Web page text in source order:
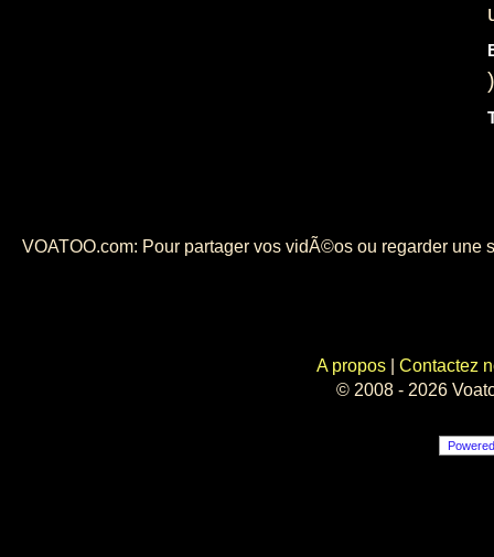
VOATOO.com: Pour partager vos vidÃ©os ou regarder
A propos
Contactez
© 2008 - 2026